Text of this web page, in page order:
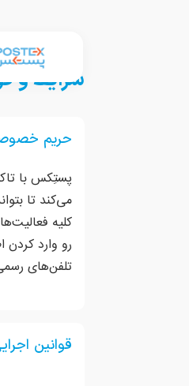
شرایط و
حریم
پستِکس با
می‌کند تا
کلیه
رو وارد
تلفن‌های
قوانین